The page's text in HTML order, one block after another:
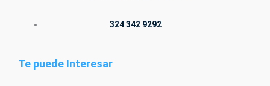
324 342 9292
Te puede Interesar